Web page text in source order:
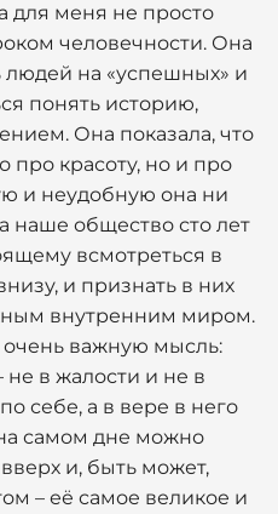
для меня не просто
человечности. Она
людей на «успешных» и
понять историю,
Она показала, что
про красоту, но и про
и неудобную она ни
наше общество сто лет
всмотреться в
и признать в них
внутренним миром.
очень важную мысль:
не в жалости и не в
себе, а в вере в него
самом дне можно
и, быть может,
– её самое великое и